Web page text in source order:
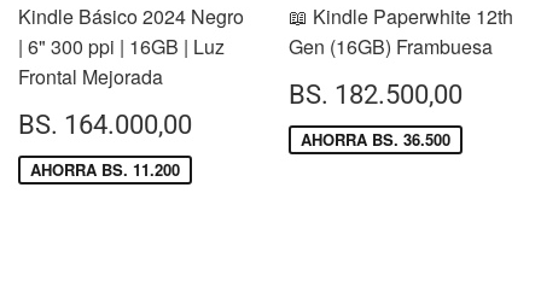
Kindle Básico 2024 Negro
| 6" 300 ppi | 16GB | Luz
Frontal Mejorada
PRECIO
DE
VENTA
BS. 164.000,00
164.000,00
AHORRA BS. 11.200
📖 Kindle Paperwhite 12th
Gen (16GB) Frambuesa
PRECIO
DE
VENTA
BS. 182.500,00
AHORRA BS. 36.500